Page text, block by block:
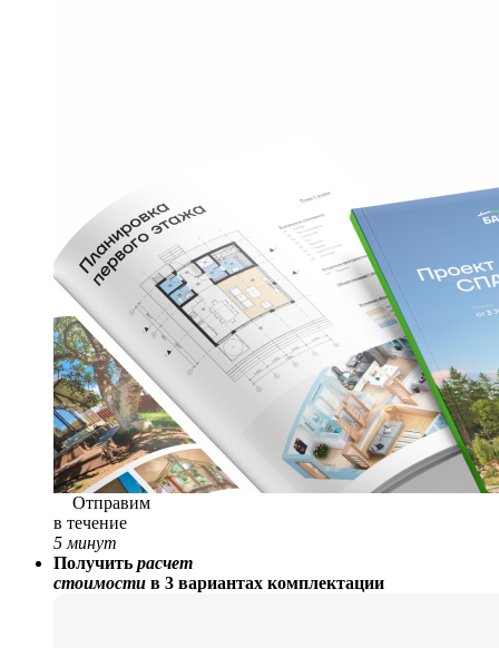
Отправим
в течение
5 минут
Получить расчет
стоимости в 3 вариантах комплектации